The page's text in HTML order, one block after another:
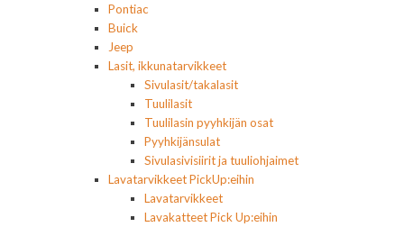
Pontiac
Buick
Jeep
Lasit, ikkunatarvikkeet
Sivulasit/takalasit
Tuulilasit
Tuulilasin pyyhkijän osat
Pyyhkijänsulat
Sivulasivisiirit ja tuuliohjaimet
Lavatarvikkeet PickUp:eihin
Lavatarvikkeet
Lavakatteet Pick Up:eihin